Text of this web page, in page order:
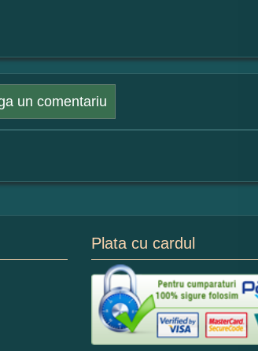
un comentariu
Plata cu cardul